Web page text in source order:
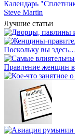
Календарь
Steve Martin
Лучшие статьи